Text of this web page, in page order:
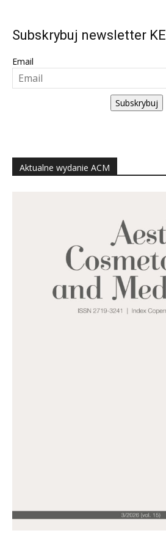
Subskrybuj newsletter KE
Email
Subskrybuj
Aktualne wydanie ACM